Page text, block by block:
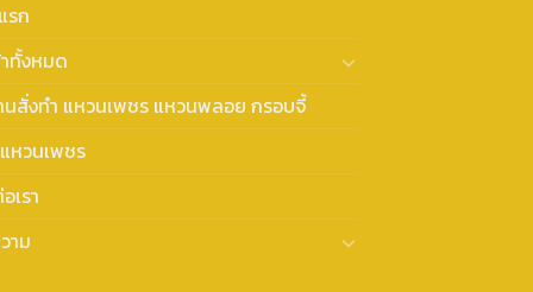
รก
ทั้งหมด
นสั่งทำ แหวนเพชร แหวนพลอย กรอบจี้
หวนเพชร
เรา
าม